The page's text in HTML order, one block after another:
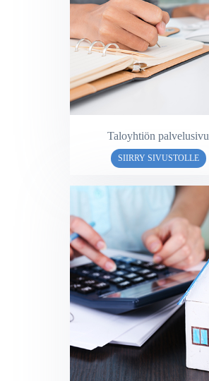
Taloyhtiön palvelusivu
SIIRRY SIVUSTOLLE